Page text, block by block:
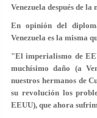
Venezuela después de la
En opinión del
Venezuela es la misma
"El imperialismo de
muchísimo daño (a
nuestros hermanos de
su revolución los
EEUU), que ahora